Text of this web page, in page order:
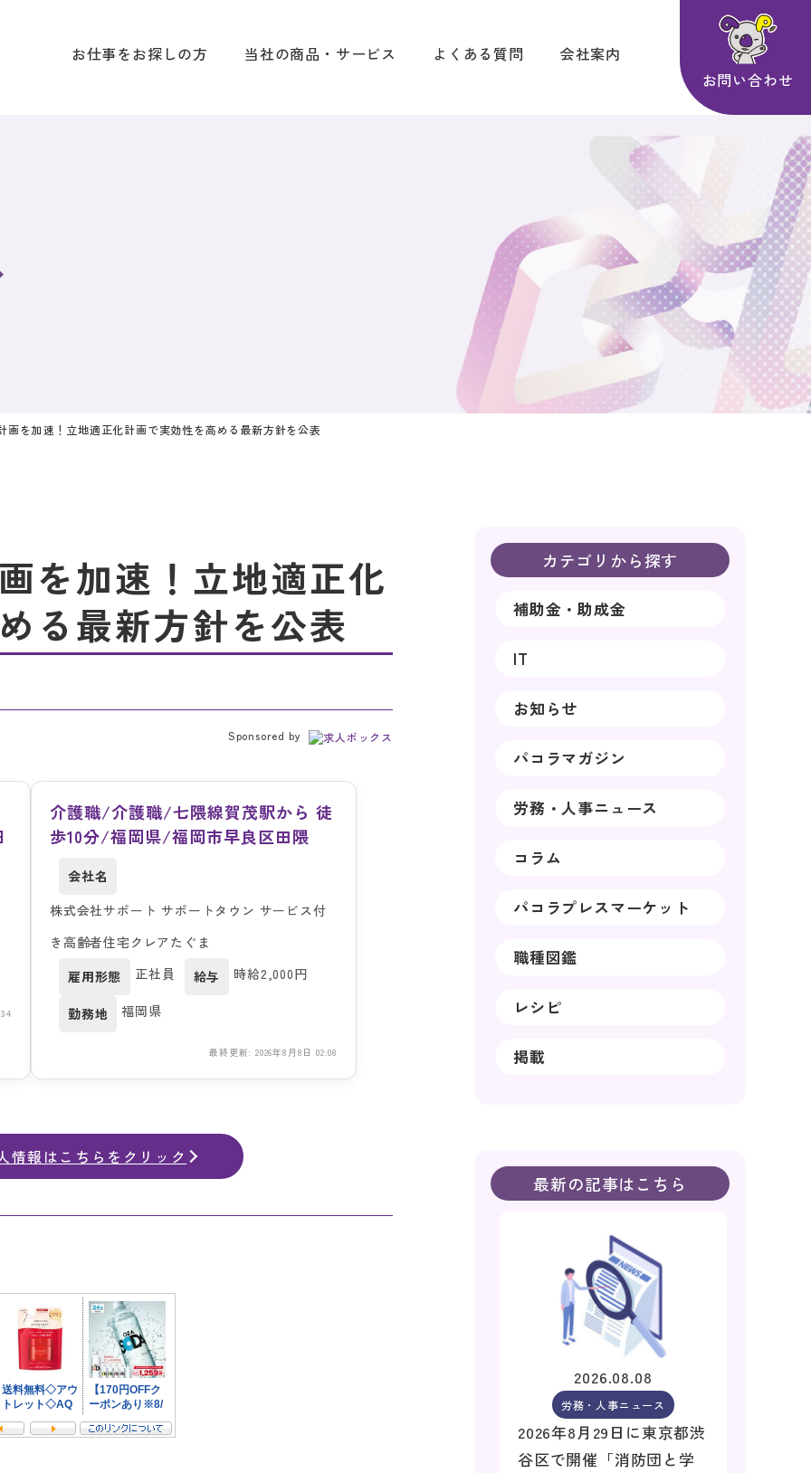
お仕事をお探しの方 当社の商品・サービス よくある質問
会社案内
お問い合わせ
画を加速！立地適正化計画で実効性を高める最新方針を公表
を加速！立地適正化
る最新方針を公表
Sponsored by
介護職/介護職/七隈線賀茂駅から 徒
歩10分/福岡県/福岡市早良区田隈
会社名
株式会社サポート サポートタウン サービス付
き高齢者住宅クレアたぐま
雇用形態
正社員 給与 時給2,000円
勤務地 福岡県
最終更新: 2026年8月8日 02:08
情報はこちらをクリック
カテゴリから探す
補助金・助成金
IT
お知らせ
パコラマガジン
労務・人事ニュース
コラム
パコラプレスマーケット
職種図鑑
レシピ
掲載
最新の記事はこちら
2026.08.08
労務・人事ニュース
2026年8月29日に東京都渋
谷区で開催「消防団と学